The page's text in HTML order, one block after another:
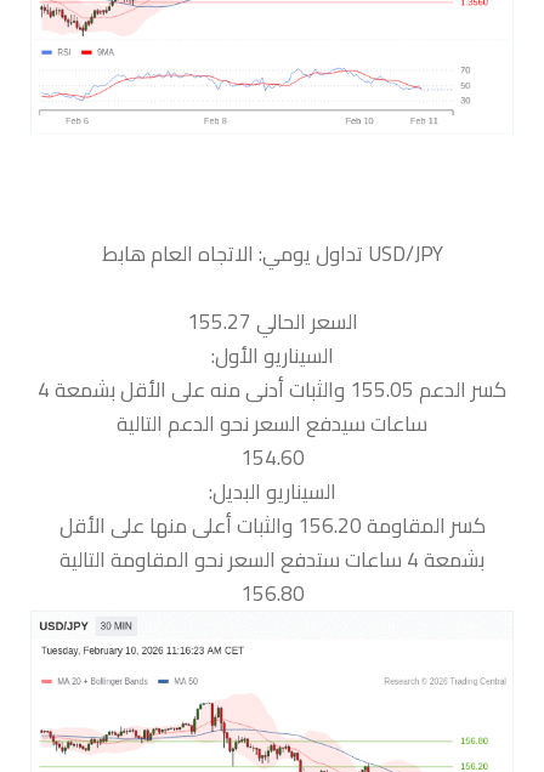
‏USD/JPY تداول يومي: الاتجاه العام هابط
السعر الحالي 155.27
السيناريو الأول:
كسر الدعم 155.05 والثبات أدنى منه على الأقل بشمعة 4
ساعات سيدفع السعر نحو الدعم التالية
154.60
السيناريو البديل:
كسر المقاومة 156.20 والثبات أعلى منها على الأقل
بشمعة 4 ساعات ستدفع السعر نحو المقاومة التالية
156.80